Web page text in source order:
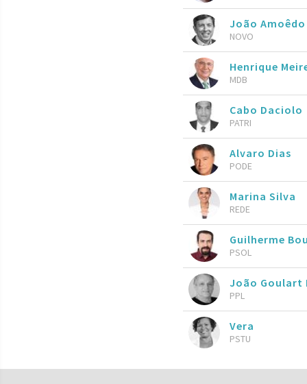
João Amoêdo
NOVO
Henrique
MDB
Cabo Daciolo
PATRI
Alvaro Dias
PODE
Marina Silva
REDE
Guilherme
PSOL
João Goulart
PPL
Vera
PSTU